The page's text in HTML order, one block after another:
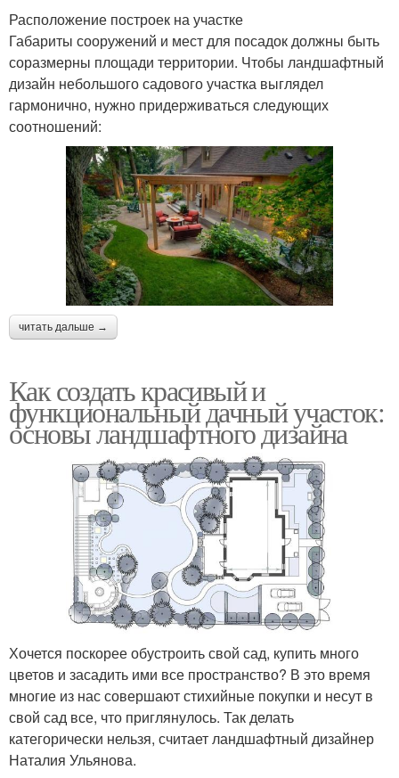
Расположение построек на участке
Габариты сооружений и мест для посадок должны быть
соразмерны площади территории. Чтобы ландшафтный
дизайн небольшого садового участка выглядел
гармонично, нужно придерживаться следующих
соотношений:
читать дальше →
Как создать красивый и
функциональный дачный участок:
основы ландшафтного дизайна
Хочется поскорее обустроить свой сад, купить много
цветов и засадить ими все пространство? В это время
многие из нас совершают стихийные покупки и несут в
свой сад все, что приглянулось. Так делать
категорически нельзя, считает ландшафтный дизайнер
Наталия Ульянова.